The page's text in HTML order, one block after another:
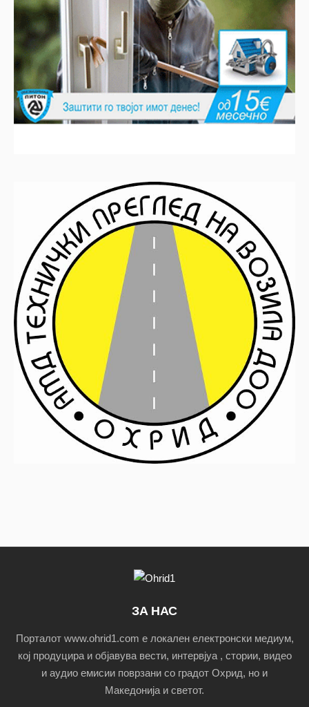
ЗА НАС
Порталот www.ohrid1.com е локален електронски медиум,
кој продуцира и објавува вести, интервјуа , стории, видео
и аудио емисии поврзани со градот Охрид, но и
Македонија и светот.